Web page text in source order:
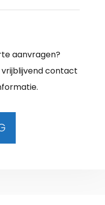
aanvragen?
contact